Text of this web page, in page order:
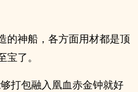
的神船，各方面用材都是顶
了。
打包融入凰血赤金钟就好